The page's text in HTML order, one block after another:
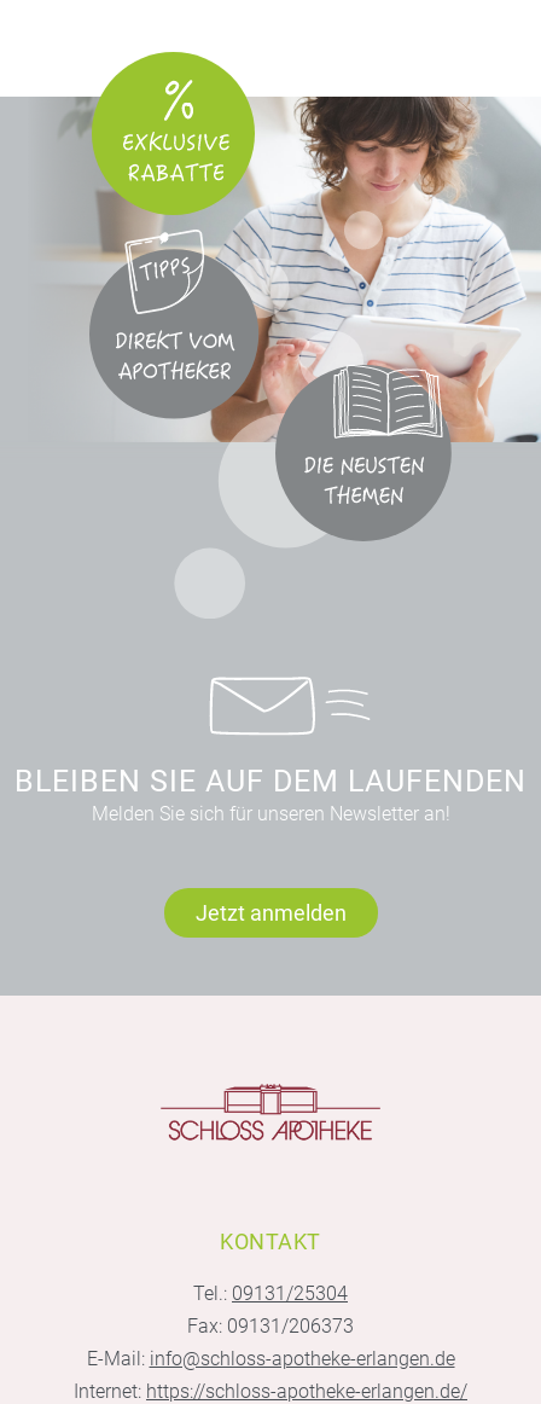
BLEIBEN SIE AUF DEM LAUFENDEN
Melden Sie sich für unseren Newsletter an!
Jetzt anmelden
KONTAKT
Tel.: 09131/25304
Fax: 09131/206373
E-Mail: info@schloss-apotheke-erlangen.de
Internet: https://schloss-apotheke-erlangen.de/